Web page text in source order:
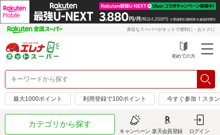
身近なスーパーがネットで便利に・おトクに
初めての方
最大1000ポイント 利用登録で100ポイント 今すぐ参加！スタ
カテゴリから探す
キャンペーン 楽天会員登録 ログイン